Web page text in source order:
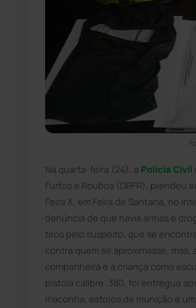
Na quarta-feira (24), a Polícia Civil
Furtos e Roubos (DRFR),
Feira X, em Feira de Santana, no
denúncia de que havia armas e
tiros pelo suspeito, que se
contra quem se aproximasse,
companheira e a criança como
pistola calibre .380, foi entregue
maconha, estojos de munição e